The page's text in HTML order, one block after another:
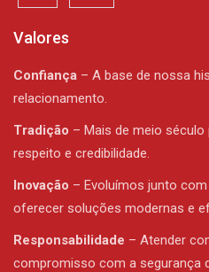
Valores
Confiança – A base de nossa
relacionamento.
Tradição – Mais de meio
respeito e credibilidade.
Inovação – Evoluímos junto
oferecer soluções modernas e
Responsabilidade – Atender
compromisso com a segurança